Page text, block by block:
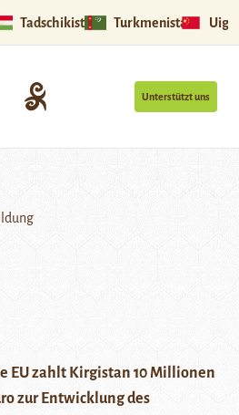
Tadschikistan Turkmenistan
Unterstützt uns
EU zahlt Kirgistan 10 Millionen
zur Entwicklung des